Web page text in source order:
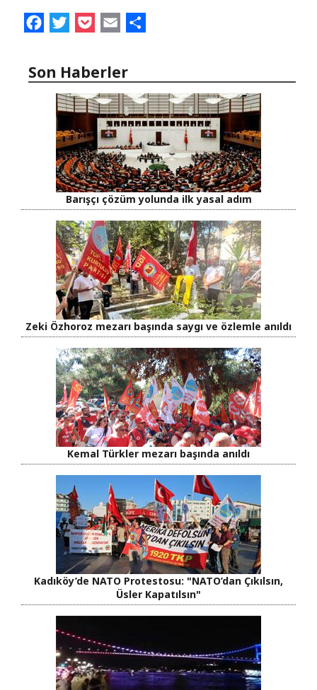
FacebookTwitterPocketEmail
Son Haberler
Barışçı çözüm yolunda ilk yasal adım
Zeki Özhoroz mezarı başında saygı ve özlemle anıldı
Kemal Türkler mezarı başında anıldı
Kadıköy’de NATO Protestosu: "NATO’dan Çıkılsın,
Üsler Kapatılsın"